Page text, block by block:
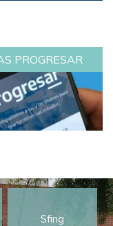
PROGRESAR
Sfing